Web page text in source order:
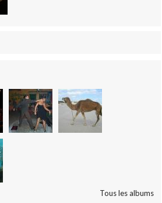
Tous les albums